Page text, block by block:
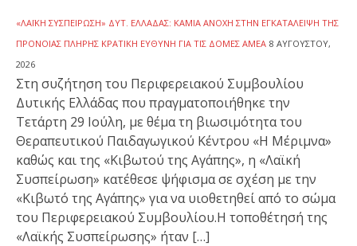
«ΛΑΪΚΉ ΣΥΣΠΕΊΡΩΣΗ» ΔΥΤ. ΕΛΛΆΔΑΣ: ΚΑΜΊΑ ΑΝΟΧΉ ΣΤΗΝ ΕΓΚΑΤΆΛΕΙΨΗ ΤΗΣ
ΠΡΌΝΟΙΑΣ ΠΛΉΡΗΣ ΚΡΑΤΙΚΉ ΕΥΘΎΝΗ ΓΙΑ ΤΙΣ ΔΟΜΈΣ ΑΜΕΑ 8 ΑΥΓΟΎΣΤΟΥ,
2026
Στη συζήτηση του Περιφερειακού Συμβουλίου
Δυτικής Ελλάδας που πραγματοποιήθηκε την
Τετάρτη 29 Ιούλη, με θέμα τη βιωσιμότητα του
Θεραπευτικού Παιδαγωγικού Κέντρου «Η Μέριμνα»
καθώς και της «Κιβωτού της Αγάπης», η «Λαϊκή
Συσπείρωση» κατέθεσε ψήφισμα σε σχέση με την
«Κιβωτό της Αγάπης» για να υιοθετηθεί από το σώμα
του Περιφερειακού Συμβουλίου.Η τοποθέτησή της
«Λαϊκής Συσπείρωσης» ήταν […]